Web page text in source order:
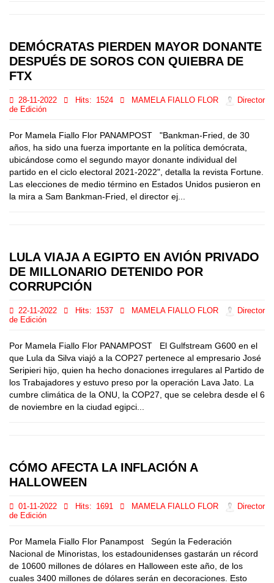
DEMÓCRATAS PIERDEN MAYOR DONANTE
DESPUÉS DE SOROS CON QUIEBRA DE
FTX
28-11-2022 Hits: 1524 MAMELA FIALLO FLOR
Director
de Edición
Por Mamela Fiallo Flor PANAMPOST "Bankman-Fried, de 30
años, ha sido una fuerza importante en la política demócrata,
ubicándose como el segundo mayor donante individual del
partido en el ciclo electoral 2021-2022", detalla la revista Fortune.
Las elecciones de medio término en Estados Unidos pusieron en
la mira a Sam Bankman-Fried, el director ej...
LULA VIAJA A EGIPTO EN AVIÓN PRIVADO
DE MILLONARIO DETENIDO POR
CORRUPCIÓN
22-11-2022 Hits: 1537 MAMELA FIALLO FLOR
Director
de Edición
Por Mamela Fiallo Flor PANAMPOST El Gulfstream G600 en el
que Lula da Silva viajó a la COP27 pertenece al empresario José
Seripieri hijo, quien ha hecho donaciones irregulares al Partido de
los Trabajadores y estuvo preso por la operación Lava Jato. La
cumbre climática de la ONU, la COP27, que se celebra desde el 6
de noviembre en la ciudad egipci...
CÓMO AFECTA LA INFLACIÓN A
HALLOWEEN
01-11-2022 Hits: 1691 MAMELA FIALLO FLOR
Director
de Edición
Por Mamela Fiallo Flor Panampost Según la Federación
Nacional de Minoristas, los estadounidenses gastarán un récord
de 10600 millones de dólares en Halloween este año, de los
cuales 3400 millones de dólares serán en decoraciones. Esto